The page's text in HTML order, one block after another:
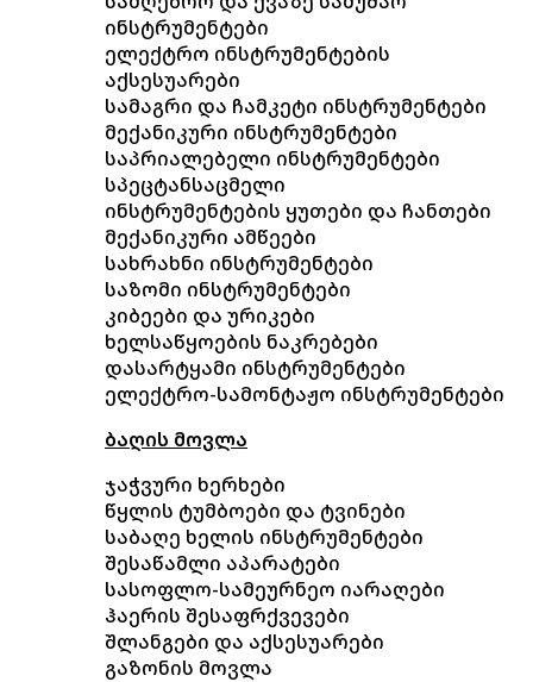
ინსტრუმენტები
ელექტრო ინსტრუმენტების
აქსესუარები
სამაგრი და ჩამკეტი ინსტრუმენტები
მექანიკური ინსტრუმენტები
საპრიალებელი ინსტრუმენტები
სპეცტანსაცმელი
ინსტრუმენტების ყუთები და ჩანთები
მექანიკური ამწეები
სახრახნი ინსტრუმენტები
საზომი ინსტრუმენტები
კიბეები და ურიკები
ხელსაწყოების ნაკრებები
დასარტყამი ინსტრუმენტები
ელექტრო-სამონტაჟო ინსტრუმენტები
ბაღის მოვლა
ჯაჭვური ხერხები
წყლის ტუმბოები და ტვინები
საბაღე ხელის ინსტრუმენტები
შესაწამლი აპარატები
სასოფლო-სამეურნეო იარაღები
ჰაერის შესაფრქვევები
შლანგები და აქსესუარები
გაზონის მოვლა